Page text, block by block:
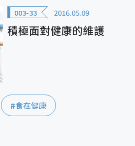
003-33 2016.05.09
積極面對健康的維護
#食在健康